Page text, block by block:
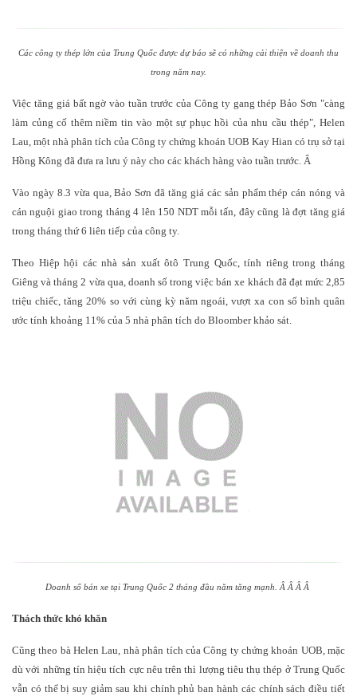
Các công ty thép lớn của Trung Quốc được dự báo sẽ có những cải thiện về doanh thu
trong năm nay.
Việc tăng giá bất ngờ vào tuần trước của Công ty gang thép Bảo Sơn "càng
làm củng cố thêm niềm tin vào một sự phục hồi của nhu cầu thép", Helen
Lau, một nhà phân tích của Công ty chứng khoán UOB Kay Hian có trụ sở tại
Hồng Kông đã đưa ra lưu ý này cho các khách hàng vào tuần trước. Â
Vào ngày 8.3 vừa qua, Bảo Sơn đã tăng giá các sản phẩm thép cán nóng và
cán nguội giao trong tháng 4 lên 150 NDT mỗi tấn, đây cũng là đợt tăng giá
trong tháng thứ 6 liên tiếp của công ty.
Theo Hiệp hội các nhà sản xuất ôtô Trung Quốc, tính riêng trong tháng
Giêng và tháng 2 vừa qua, doanh số trong việc bán xe khách đã đạt mức 2,85
triệu chiếc, tăng 20% so với cùng kỳ năm ngoái, vượt xa con số bình quân
ước tính khoảng 11% của 5 nhà phân tích do Bloomber khảo sát.
Doanh số bán xe tại Trung Quốc 2 tháng đầu năm tăng mạnh. Â Â Â Â
Thách thức khó khăn
Cũng theo bà Helen Lau, nhà phân tích của Công ty chứng khoán UOB, mặc
dù với những tín hiệu tích cực nêu trên thì lượng tiêu thụ thép ở Trung Quốc
vẫn có thể bị suy giảm sau khi chính phủ ban hành các chính sách điều tiết